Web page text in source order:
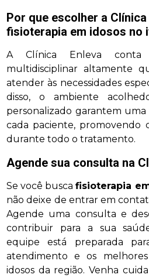
Por que escolher a Clínica
fisioterapia em idosos no
A Clínica Enleva
multidisciplinar altamente
atender às necessidades
disso, o ambiente
personalizado garantem
cada paciente, promovendo
durante todo o tratamento.
Agende sua consulta na
Se você buscafisioterapia
não deixe de entrar em
Agende uma consulta e
contribuir para a sua
equipe está preparada
atendimento e os
idosos da região. Venha